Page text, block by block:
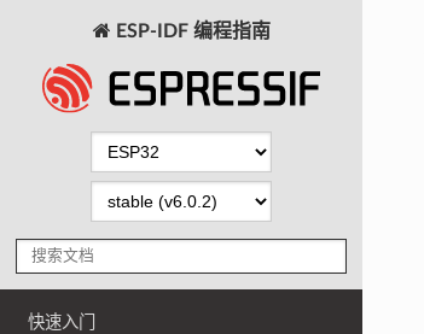
ESP-IDF 编程指南
快速入门